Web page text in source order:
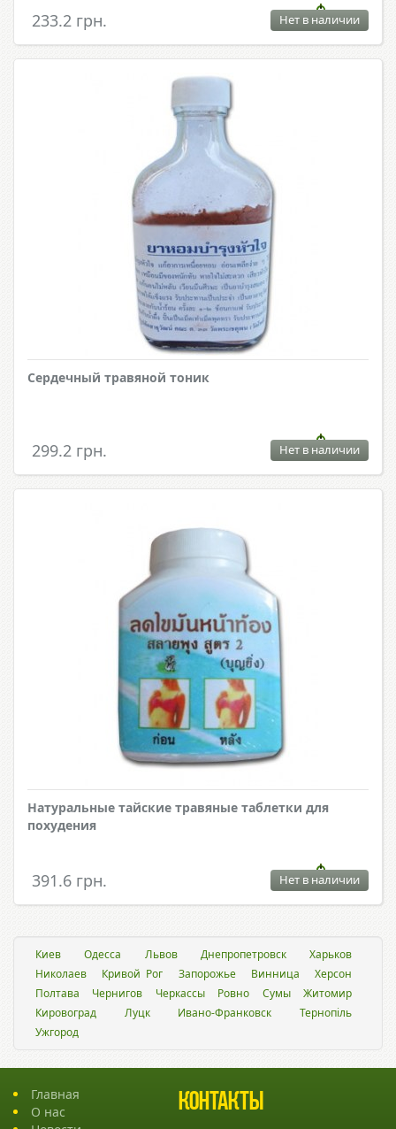
233.2 грн. Нет в наличии
Сердечный травяной тоник
299.2 грн. Нет в наличии
Натуральные тайские травяные таблетки для
похудения
391.6 грн. Нет в наличии
Киев Одесса Львов Днепропетровск
Харьков
Николаев
Кривой Рог Запорожье Винница
Херсон
Полтава
Чернигов Черкассы Ровно Сумы
Житомир
Кировоград
Луцк Ивано-Франковск
Тернопіль
Ужгород
Главная
О нас
Контакты